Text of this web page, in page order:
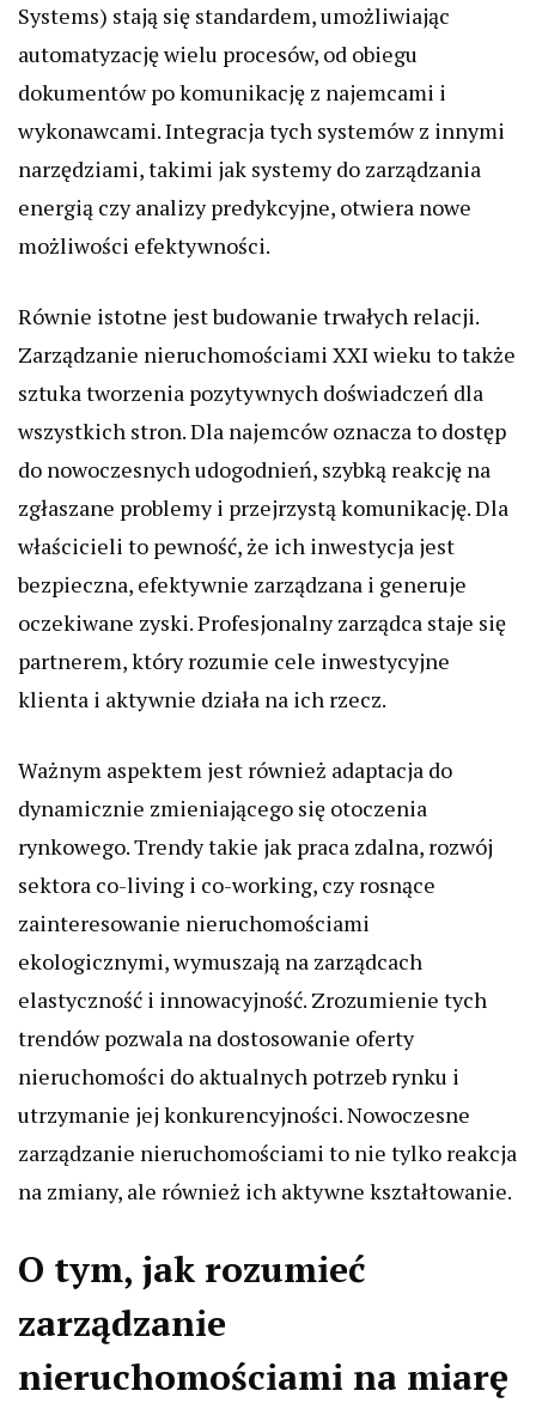
Systems) stają się standardem, umożliwiając
automatyzację wielu procesów, od obiegu
dokumentów po komunikację z najemcami i
wykonawcami. Integracja tych systemów z innymi
narzędziami, takimi jak systemy do zarządzania
energią czy analizy predykcyjne, otwiera nowe
możliwości efektywności.
Równie istotne jest budowanie trwałych relacji.
Zarządzanie nieruchomościami XXI wieku to także
sztuka tworzenia pozytywnych doświadczeń dla
wszystkich stron. Dla najemców oznacza to dostęp
do nowoczesnych udogodnień, szybką reakcję na
zgłaszane problemy i przejrzystą komunikację. Dla
właścicieli to pewność, że ich inwestycja jest
bezpieczna, efektywnie zarządzana i generuje
oczekiwane zyski. Profesjonalny zarządca staje się
partnerem, który rozumie cele inwestycyjne
klienta i aktywnie działa na ich rzecz.
Ważnym aspektem jest również adaptacja do
dynamicznie zmieniającego się otoczenia
rynkowego. Trendy takie jak praca zdalna, rozwój
sektora co-living i co-working, czy rosnące
zainteresowanie nieruchomościami
ekologicznymi, wymuszają na zarządcach
elastyczność i innowacyjność. Zrozumienie tych
trendów pozwala na dostosowanie oferty
nieruchomości do aktualnych potrzeb rynku i
utrzymanie jej konkurencyjności. Nowoczesne
zarządzanie nieruchomościami to nie tylko reakcja
na zmiany, ale również ich aktywne kształtowanie.
O tym, jak rozumieć
zarządzanie
nieruchomościami na miarę